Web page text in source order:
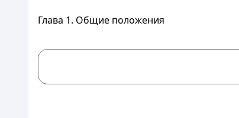
Глава 1. Общие положения